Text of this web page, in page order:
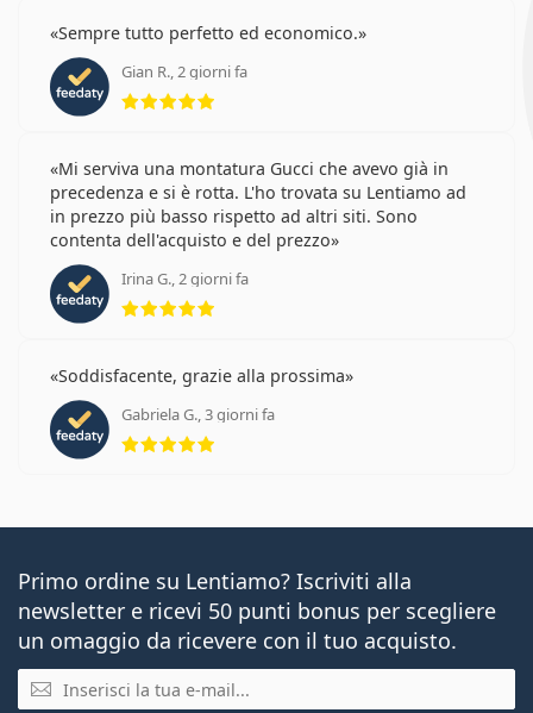
Sempre tutto perfetto ed economico.
Gian R., 2 giorni fa
Mi serviva una montatura Gucci che avevo già in
precedenza e si è rotta. L'ho trovata su Lentiamo ad
in prezzo più basso rispetto ad altri siti. Sono
contenta dell'acquisto e del prezzo
Irina G., 2 giorni fa
Soddisfacente, grazie alla prossima
Gabriela G., 3 giorni fa
valutazione 5 di 5
Primo ordine su Lentiamo? Iscriviti alla
newsletter e ricevi 50 punti bonus per scegliere
un omaggio da ricevere con il tuo acquisto.
E-mail